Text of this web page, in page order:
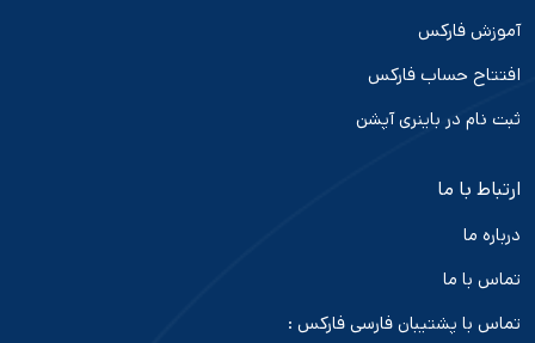
آموزش فارکس
افتتاح حساب فارکس
ثبت نام در باینری آپشن
ارتباط با ما
درباره ما
تماس با ما
تماس با پشتیبان فارسی فارکس :